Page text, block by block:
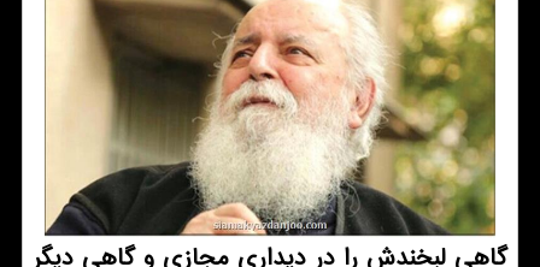
گاهی لبخندش را در دیداری مجازی و گاهی دیگر